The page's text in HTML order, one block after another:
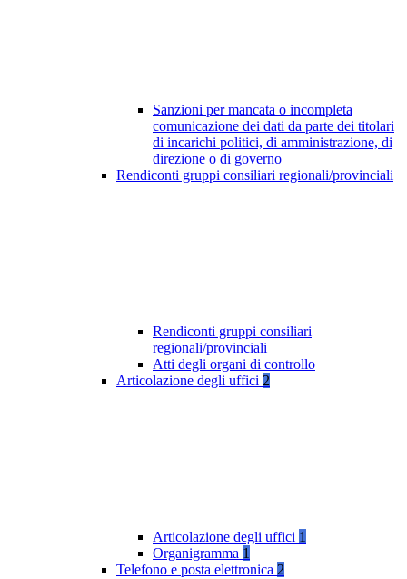
Sanzioni per mancata o incompleta
comunicazione dei dati da parte dei titolari
di incarichi politici, di amministrazione, di
direzione o di governo
Rendiconti gruppi consiliari regionali/provinciali
Rendiconti gruppi consiliari
regionali/provinciali
Atti degli organi di controllo
Articolazione degli uffici 2
Articolazione degli uffici 1
Organigramma 1
Telefono e posta elettronica 2